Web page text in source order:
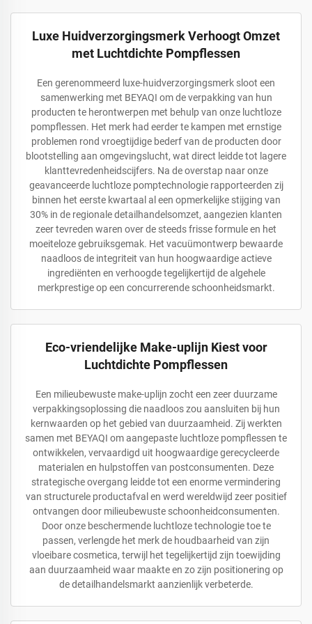
Luxe Huidverzorgingsmerk Verhoogt Omzet
met Luchtdichte Pompflessen
Een gerenommeerd luxe-huidverzorgingsmerk sloot een
samenwerking met BEYAQI om de verpakking van hun
producten te herontwerpen met behulp van onze luchtloze
pompflessen. Het merk had eerder te kampen met ernstige
problemen rond vroegtijdige bederf van de producten door
blootstelling aan omgevingslucht, wat direct leidde tot lagere
klanttevredenheidscijfers. Na de overstap naar onze
geavanceerde luchtloze pomptechnologie rapporteerden zij
binnen het eerste kwartaal al een opmerkelijke stijging van
30% in de regionale detailhandelsomzet, aangezien klanten
zeer tevreden waren over de steeds frisse formule en het
moeiteloze gebruiksgemak. Het vacuümontwerp bewaarde
naadloos de integriteit van hun hoogwaardige actieve
ingrediënten en verhoogde tegelijkertijd de algehele
merkprestige op een concurrerende schoonheidsmarkt.
Eco-vriendelijke Make-uplijn Kiest voor
Luchtdichte Pompflessen
Een milieubewuste make-uplijn zocht een zeer duurzame
verpakkingsoplossing die naadloos zou aansluiten bij hun
kernwaarden op het gebied van duurzaamheid. Zij werkten
samen met BEYAQI om aangepaste luchtloze pompflessen te
ontwikkelen, vervaardigd uit hoogwaardige gerecycleerde
materialen en hulpstoffen van postconsumenten. Deze
strategische overgang leidde tot een enorme vermindering
van structurele productafval en werd wereldwijd zeer positief
ontvangen door milieubewuste schoonheidconsumenten.
Door onze beschermende luchtloze technologie toe te
passen, verlengde het merk de houdbaarheid van zijn
vloeibare cosmetica, terwijl het tegelijkertijd zijn toewijding
aan duurzaamheid waar maakte en zo zijn positionering op
de detailhandelsmarkt aanzienlijk verbeterde.